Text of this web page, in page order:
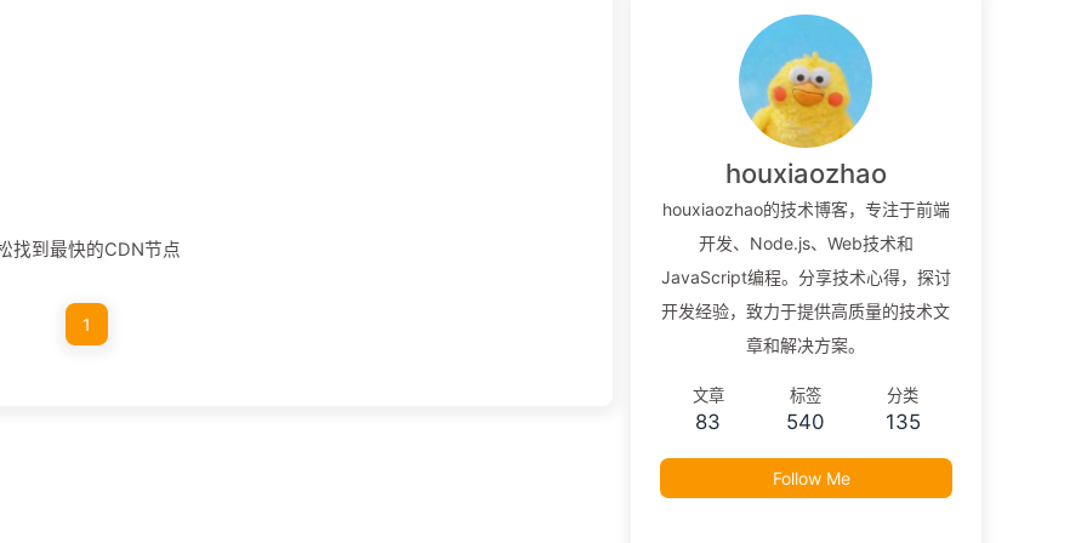
找到最快的CDN节点
1
houxiaozhao
houxiaozhao的技术博客，专注于前端
开发、Node.js、Web技术和
JavaScript编程。分享技术心得，探讨
开发经验，致力于提供高质量的技术文
章和解决方案。
文章
83
标签
540
分类
135
Follow Me